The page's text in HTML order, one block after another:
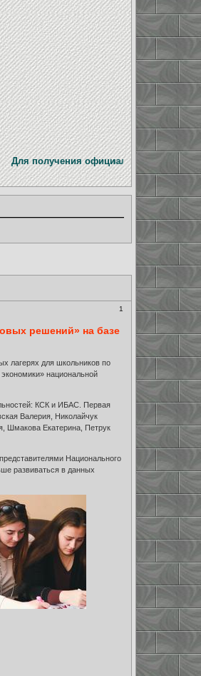
информации перейдите
1
решений» на базе
лагерях для школьников по
национальной
КСК и ИБАС. Первая
Валерия, Николайчук
Шмакова Екатерина, Петрук
Национального
развиваться в данных